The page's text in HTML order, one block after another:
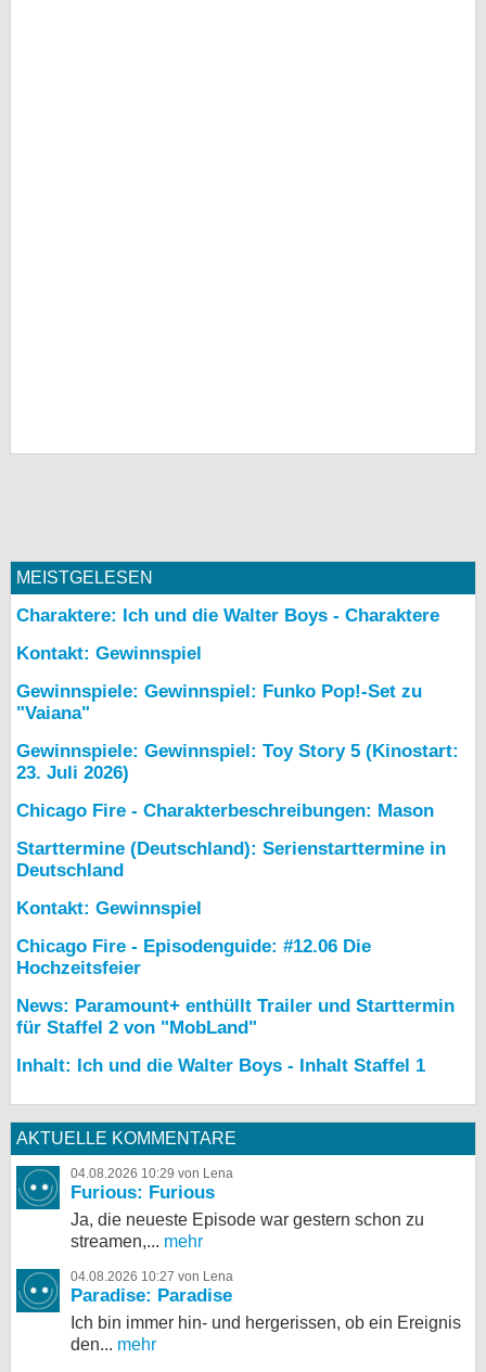
MEISTGELESEN
Charaktere: Ich und die Walter Boys - Charaktere
Kontakt: Gewinnspiel
Gewinnspiele: Gewinnspiel: Funko Pop!-Set zu
"Vaiana"
Gewinnspiele: Gewinnspiel: Toy Story 5 (Kinostart:
23. Juli 2026)
Chicago Fire - Charakterbeschreibungen: Mason
Starttermine (Deutschland): Serienstarttermine in
Deutschland
Kontakt: Gewinnspiel
Chicago Fire - Episodenguide: #12.06 Die
Hochzeitsfeier
News: Paramount+ enthüllt Trailer und Starttermin
für Staffel 2 von "MobLand"
Inhalt: Ich und die Walter Boys - Inhalt Staffel 1
AKTUELLE KOMMENTARE
04.08.2026 10:29 von Lena
Furious: Furious
Ja, die neueste Episode war gestern schon zu
streamen,... mehr
04.08.2026 10:27 von Lena
Paradise: Paradise
Ich bin immer hin- und hergerissen, ob ein Ereignis
den... mehr